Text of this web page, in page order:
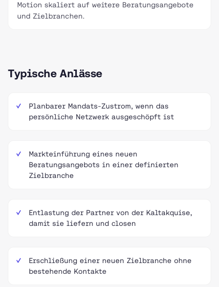
Motion skaliert auf weitere Beratungsangebote
und Zielbranchen.
Typische Anlässe
Planbarer Mandats-Zustrom, wenn das
persönliche Netzwerk ausgeschöpft ist
Markteinführung eines neuen
Beratungsangebots in einer definierten
Zielbranche
Entlastung der Partner von der Kaltakquise,
damit sie liefern und closen
Erschließung einer neuen Zielbranche ohne
bestehende Kontakte